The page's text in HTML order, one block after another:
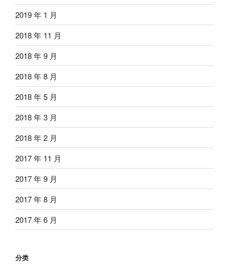
2019 年 1 月
2018 年 11 月
2018 年 9 月
2018 年 8 月
2018 年 5 月
2018 年 3 月
2018 年 2 月
2017 年 11 月
2017 年 9 月
2017 年 8 月
2017 年 6 月
分类